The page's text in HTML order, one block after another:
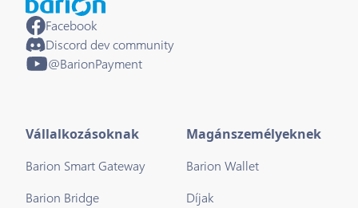
Facebook
Discord dev community
@BarionPayment
Vállalkozásoknak
Barion Smart Gateway
Barion Bridge
Magánszemélyeknek
Barion Wallet
Díjak